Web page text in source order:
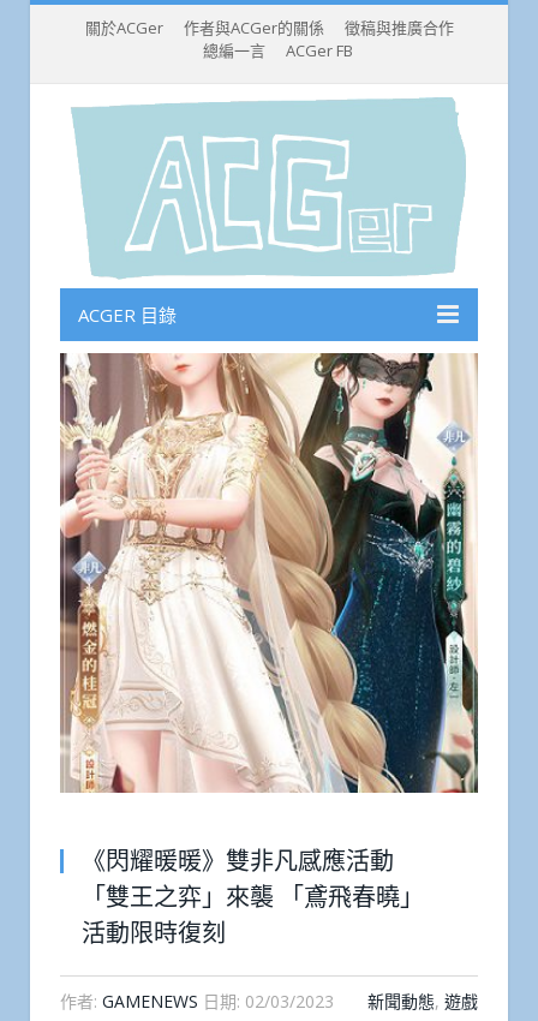
關於ACGer 作者與ACGer的關係
徵稿與推廣合作
總編一言
ACGer FB
ACGER 目錄
《閃耀暖暖》雙非凡感應活動
「雙王之弈」來襲 「鳶飛春曉」
活動限時復刻
作者: GAMENEWS 日期: 02/03/2023 新聞動態, 遊戲